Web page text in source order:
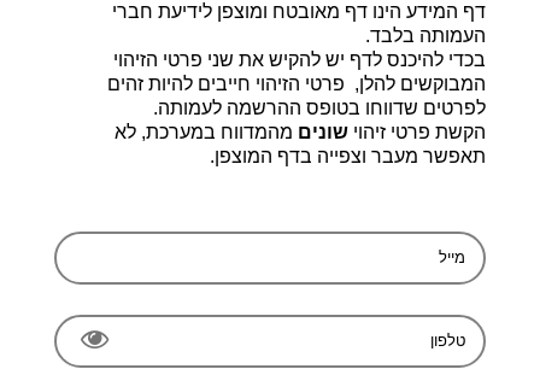
דף המידע הינו דף מאובטח ומוצפן לידיעת חברי
העמותה בלבד.
בכדי להיכנס לדף יש להקיש את שני פרטי הזיהוי
המבוקשים להלן, פרטי הזיהוי חייבים להיות זהים
לפרטים שדווחו בטופס ההרשמה לעמותה.
הקשת פרטי זיהוי שונים מהמדווח במערכת, לא
תאפשר מעבר וצפייה בדף המוצפן.
עמותת בוגרי בנק לאומי, ע.ר 580014348